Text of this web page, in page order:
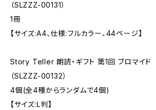
（SLZZZ-00131）
1冊
【サイズ:A4、仕様:フルカラー、44ページ】
Story Teller 朗読・ギフト 第1回 ブロマイド
（SLZZZ-00132）
4個(全4種からランダムで4個)
【サイズ:L判】